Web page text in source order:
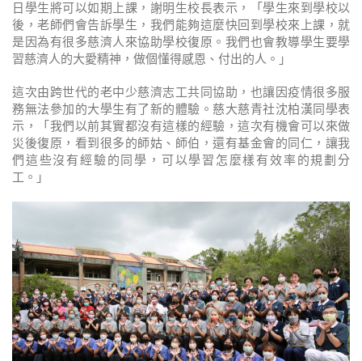
日學生將可以如期上課，謝明生校長表示，「學生來到學校以
後，老師們會告訴學生，我們能夠這麼快回到學校來上課，就
是因為有很多慈濟人來協助學校復原。我們也會教導學生要學
習慈濟人的大愛精神，做個懂得感恩、付出的人。」
這次由跨世代的老中少慈濟志工共同協助，也讓因疫情很多服
務無法參加的大學生有了新的體驗。慈大慈青社沈柏漢同學表
示，「我們以前其實都沒有這樣的經驗，這次有機會可以來做
災後復原，看到很多的師姑、師伯，還有基金會的同仁，讓我
們這些沒有經驗的同學，可以學習怎麼樣有效率的規劃分
工。」